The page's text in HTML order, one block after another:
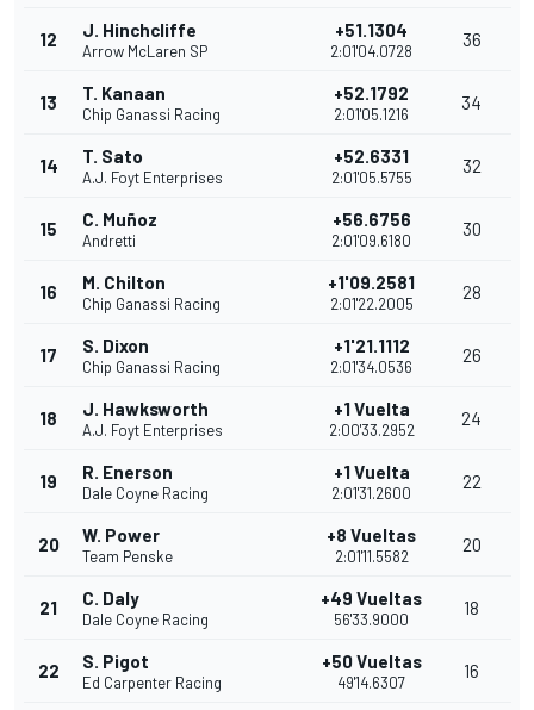
12 J. Hinchcliffe
Arrow McLaren SP
+51.1304
2:01'04.0728
36
13 T. Kanaan
Chip Ganassi Racing
+52.1792
2:01'05.1216
34
14 T. Sato
A.J. Foyt Enterprises
+52.6331
2:01'05.5755
32
15 C. Muñoz
Andretti
+56.6756
2:01'09.6180
30
16 M. Chilton
Chip Ganassi Racing
+1'09.2581
2:01'22.2005
28
17 S. Dixon
Chip Ganassi Racing
+1'21.1112
2:01'34.0536
26
18 J. Hawksworth
A.J. Foyt Enterprises
+1 Vuelta
2:00'33.2952
24
19 R. Enerson
Dale Coyne Racing
+1 Vuelta
2:01'31.2600
22
20 W. Power
Team Penske
+8 Vueltas
2:01'11.5582
20
21 C. Daly
Dale Coyne Racing
+49 Vueltas
56'33.9000
18
22 S. Pigot
Ed Carpenter Racing
+50 Vueltas
49'14.6307
16